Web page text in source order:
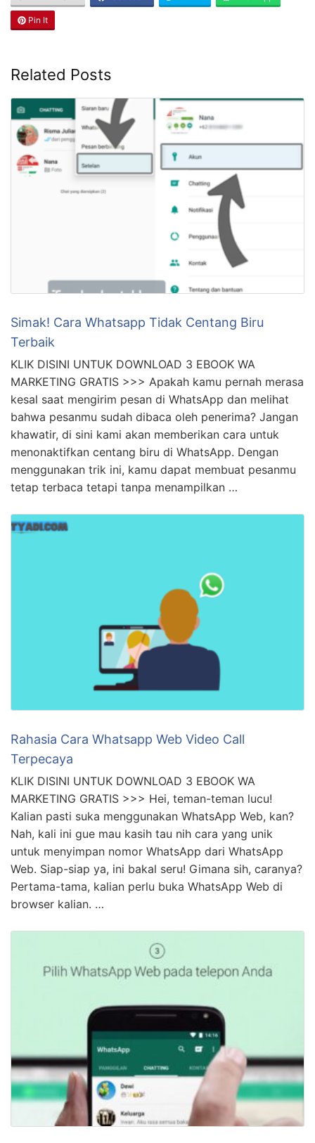
Pin It
Related Posts
Simak! Cara Whatsapp Tidak Centang Biru
Terbaik
KLIK DISINI UNTUK DOWNLOAD 3 EBOOK WA
MARKETING GRATIS >>> Apakah kamu pernah merasa
kesal saat mengirim pesan di WhatsApp dan melihat
bahwa pesanmu sudah dibaca oleh penerima? Jangan
khawatir, di sini kami akan memberikan cara untuk
menonaktifkan centang biru di WhatsApp. Dengan
menggunakan trik ini, kamu dapat membuat pesanmu
tetap terbaca tetapi tanpa menampilkan …
Rahasia Cara Whatsapp Web Video Call
Terpecaya
KLIK DISINI UNTUK DOWNLOAD 3 EBOOK WA
MARKETING GRATIS >>> Hei, teman-teman lucu!
Kalian pasti suka menggunakan WhatsApp Web, kan?
Nah, kali ini gue mau kasih tau nih cara yang unik
untuk menyimpan nomor WhatsApp dari WhatsApp
Web. Siap-siap ya, ini bakal seru! Gimana sih, caranya?
Pertama-tama, kalian perlu buka WhatsApp Web di
browser kalian. …